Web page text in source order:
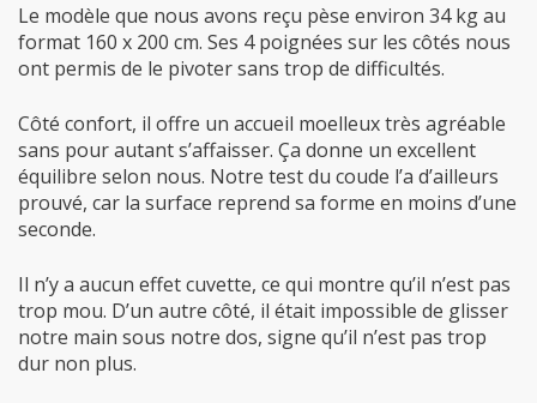
Le modèle que nous avons reçu pèse environ 34 kg au
format 160 x 200 cm. Ses 4 poignées sur les côtés nous
ont permis de le pivoter sans trop de difficultés.
Côté confort, il offre un accueil moelleux très agréable
sans pour autant s’affaisser. Ça donne un excellent
équilibre selon nous. Notre test du coude l’a d’ailleurs
prouvé, car la surface reprend sa forme en moins d’une
seconde.
Il n’y a aucun effet cuvette, ce qui montre qu’il n’est pas
trop mou. D’un autre côté, il était impossible de glisser
notre main sous notre dos, signe qu’il n’est pas trop
dur non plus.